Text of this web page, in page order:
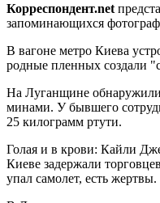
Корреспондент.net
запоминающихся
В вагоне метро Киева
родные пленных создали
На Луганщине
минами. У бывшего
25 килограмм ртути.
Голая и в крови: Кайли
Киеве задержали
упал самолет, есть жертвы.